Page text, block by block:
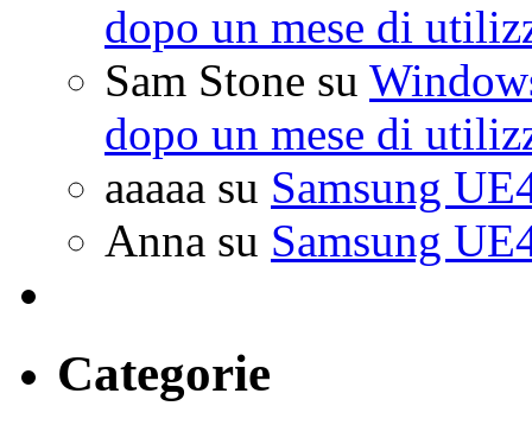
dopo un mese di
Sam Stone su
dopo un mese di
aaaaa su Samsung
Anna su Samsung
Categorie